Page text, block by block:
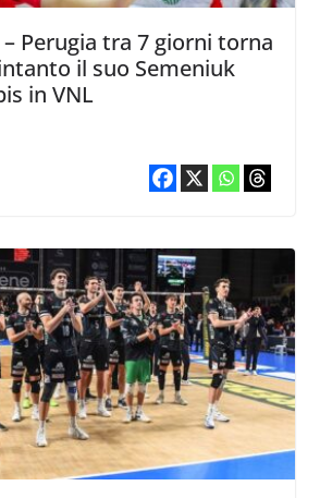
– Perugia tra 7 giorni torna
il suo Semeniuk
in VNL